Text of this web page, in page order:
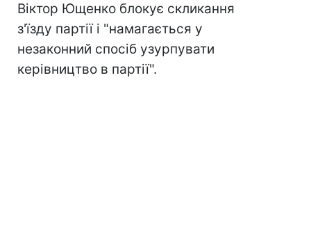
Віктор Ющенко блокує скликання
з'їзду партії і "намагається у
незаконний спосіб узурпувати
керівництво в партії".